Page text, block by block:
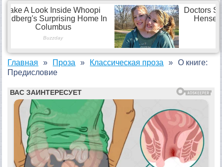
Главная Проза Классическая проза
О книге:
Предисловие